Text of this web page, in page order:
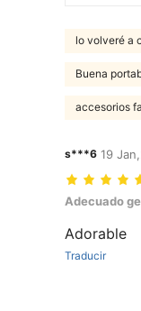
lo volveré a
Buena
accesorios
s***6 19
Adecuado
Adecuado
Adorable
Traducir